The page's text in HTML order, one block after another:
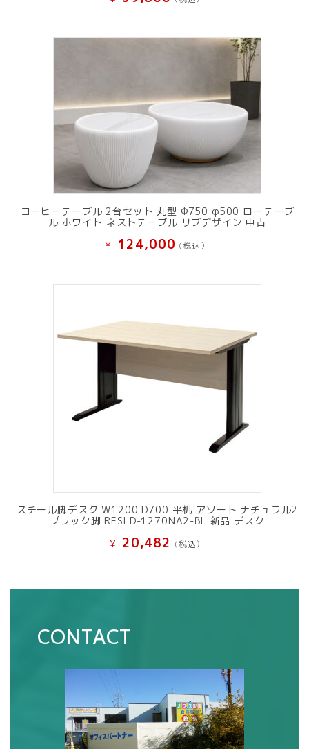
コーヒーテーブル 2台セット 丸型 Φ750 φ500 ローテーブ
ル ホワイト ネストテーブル リブデザイン 中古
¥ 124,000 (税込）
スチール脚デスク W1200 D700 平机 アソート ナチュラル2
ブラック脚 RFSLD-1270NA2-BL 新品 デスク
¥ 20,482 (税込）
CONTACT